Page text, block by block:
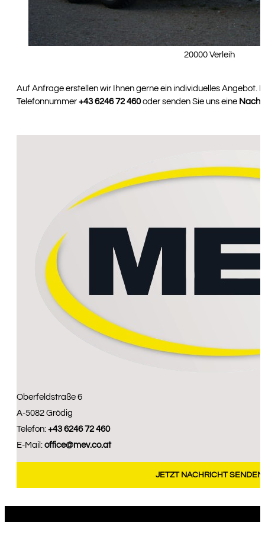
20000 Verleih
Auf Anfrage erstellen wir Ihnen gerne ein individuelles Angebot.
Telefonnummer +43 6246 72 460oder senden Sie uns eine
Oberfeldstraße 6
A-5082 Grödig
Telefon: +43 6246 72 460
E-Mail: office@mev.co.at
JETZT NACHRICHT SENDEN